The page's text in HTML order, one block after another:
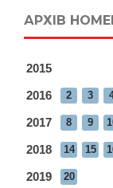
АРХІВ
2015
2016 2 3
2017 8 9
2018 14 15
2019 20